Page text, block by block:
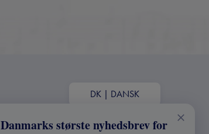
DK | DANSK
Danmarks største nyhedsbrev for